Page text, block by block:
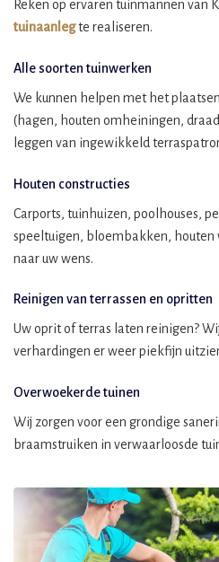
Reken op ervaren tuinmannen van
tuinaanlegte realiseren.
Alle soorten tuinwerken
We kunnen helpen met het
(hagen, houten omheiningen,
leggen van ingewikkeld
Houten constructies
Carports, tuinhuizen, poolhouses,
speeltuigen, bloembakken,
naar uw wens.
Reinigen van terrassen en opritten
Uw oprit of terras laten reinigen?
verhardingen er weer piekfijn
Overwoekerde tuinen
Wij zorgen voor een grondige
braamstruiken in verwaarloosde